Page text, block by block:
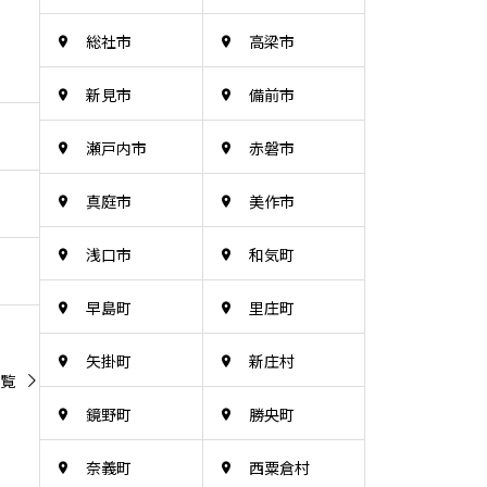
総社市 高梁市
新見市 備前市
瀬戸内市 赤磐市
真庭市 美作市
浅口市 和気町
早島町 里庄町
矢掛町 新庄村
鏡野町 勝央町
奈義町 西粟倉村